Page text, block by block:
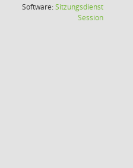
Software:Sitzungsdienst
Session(Wird in